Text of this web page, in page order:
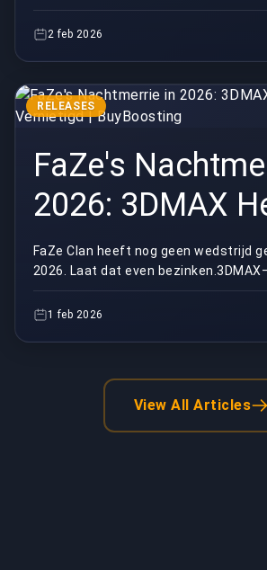
hier zijn we in 2026, kijkend naar de
2 feb 2026
RELEASES
FaZe's
2026: 3DMAX
Vernietigd |
BuyBoosting
FaZe Clan heeft nog geen wedstrijd
2026. Laat dat even
heeft zojuist het zogenaamde
Kr...1 feb 2026
View All Articles